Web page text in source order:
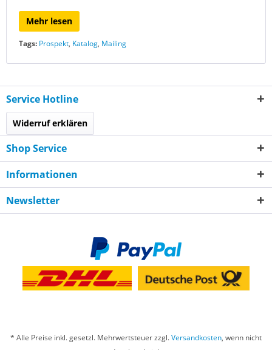
Mehr lesen
Tags: Prospekt, Katalog, Mailing
Service Hotline
Widerruf erklären
Shop Service
Informationen
Newsletter
* Alle Preise inkl. gesetzl. Mehrwertsteuer zzgl.Versandkosten, wenn nicht